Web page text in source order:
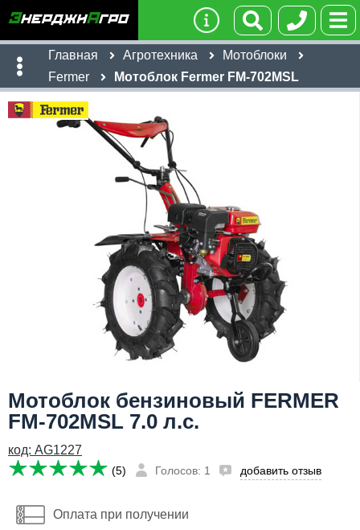
Главная Агротехника
Мотоблоки
Fermer
Мотоблок Fermer FM-702MSL
Мотоблок бензиновый FERMER
FM-702MSL 7.0 л.с.
код: AG1227
(5) Голосов: 1 добавить отзыв
Оплата при получении
51,496
Сообщить о поступлении
51,496
Имя:
Телефон* :
Я даю согласие наобработку персональных данных
Отправить